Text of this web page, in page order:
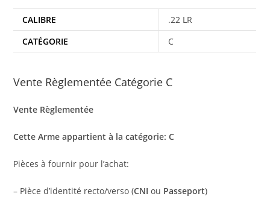
CALIBRE
.22 LR
CATÉGORIE
C
Vente Règlementée Catégorie C
Vente Règlementée
Cette Arme appartient à la catégorie: C
Pièces à fournir pour l’achat:
– Pièce d’identité recto/verso (CNI ou Passeport)